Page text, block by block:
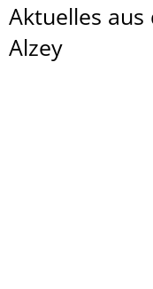
Aktuelles
Alzey